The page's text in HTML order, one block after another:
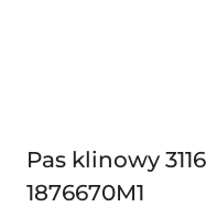
Pas klinowy
1876670M1